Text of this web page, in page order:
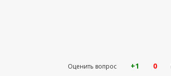
Оценить вопрос +1 0